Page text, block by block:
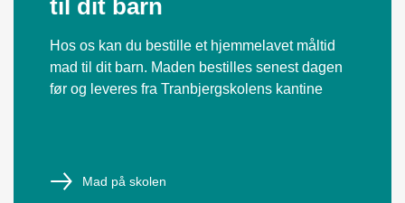
til dit barn
Hos os kan du bestille et hjemmelavet måltid
mad til dit barn. Maden bestilles senest dagen
før og leveres fra Tranbjergskolens kantine
Mad på skolen